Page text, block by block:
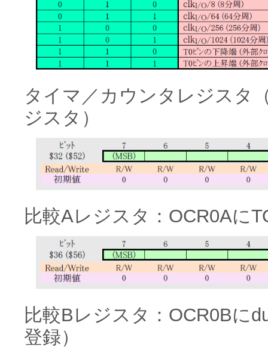
タイマ／カウンタレジスタ
ジスタ）
比較Aレジスタ：OCR0Aに
比較Bレジスタ：OCR0Bに
登録）